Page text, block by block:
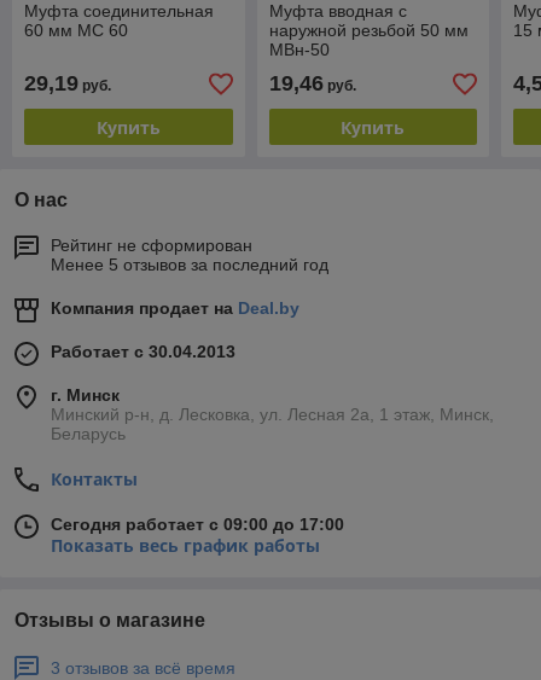
Муфта соединительная
60 мм МС 60
29,19 руб.
Купить
Муфта вводная с
наружной резьбой 50 мм
МВн-50
19,46руб.
Купить
15
О нас
Рейтинг не сформирован
Менее 5 отзывов за последний год
Компания продает на Deal.by
Работает с 30.04.2013
г. Минск
Минский р-н, д. Лесковка, ул. Лесная 2а, 1 этаж, Минск,
Беларусь
Контакты
Сегодня работает с 09:00 до 17:00
Показать весь график работы
Отзывы о магазине
3 отзывов за всё время